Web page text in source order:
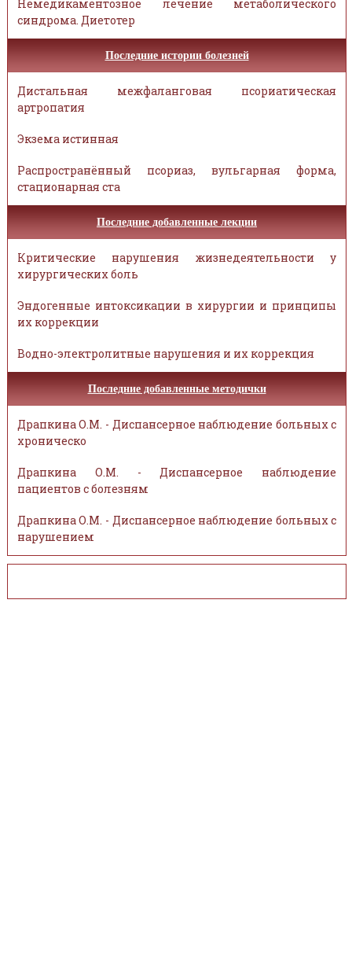
Немедикаментозное лечение метаболического
синдрома. Диетотер
Последние истории болезней
Дистальная межфаланговая псориатическая
артропатия
Экзема истинная
Распространённый псориаз, вульгарная форма,
стационарная ста
Последние добавленные лекции
Критические нарушения жизнедеятельности у
хирургических боль
Эндогенные интоксикации в хирургии и принципы
их коррекции
Водно-электролитные нарушения и их коррекция
Последние добавленные методички
Драпкина О.М. - Диспансерное наблюдение больных с
хроническо
Драпкина О.М. - Диспансерное наблюдение
пациентов с болезням
Драпкина О.М. - Диспансерное наблюдение больных с
нарушением